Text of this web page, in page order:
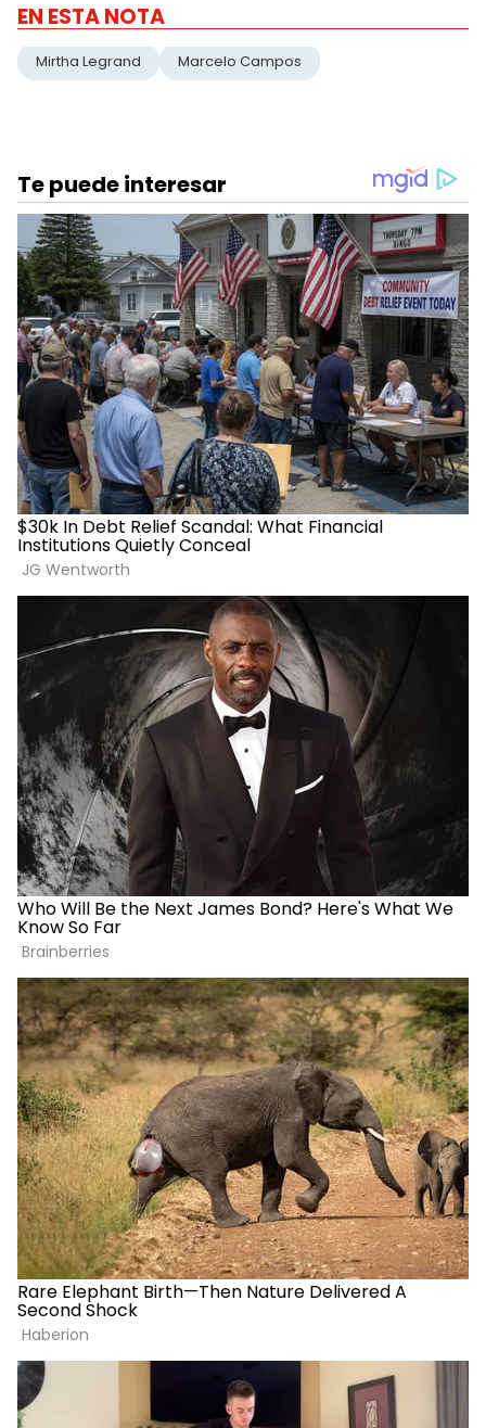
EN ESTA NOTA
Mirtha Legrand Marcelo Campos